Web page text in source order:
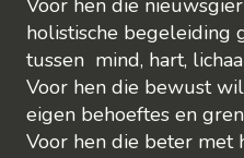
Voor hen die
holistische begeleiding
tussen mind, hart,
Voor hen die bewust
eigen behoeftes en
Voor hen die beter